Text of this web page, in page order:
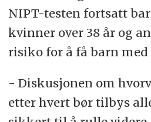
NIPT-testen fortsatt
kvinner over 38 år og
risiko for å få barn
- Diskusjonen om
etter hvert bør tilbys